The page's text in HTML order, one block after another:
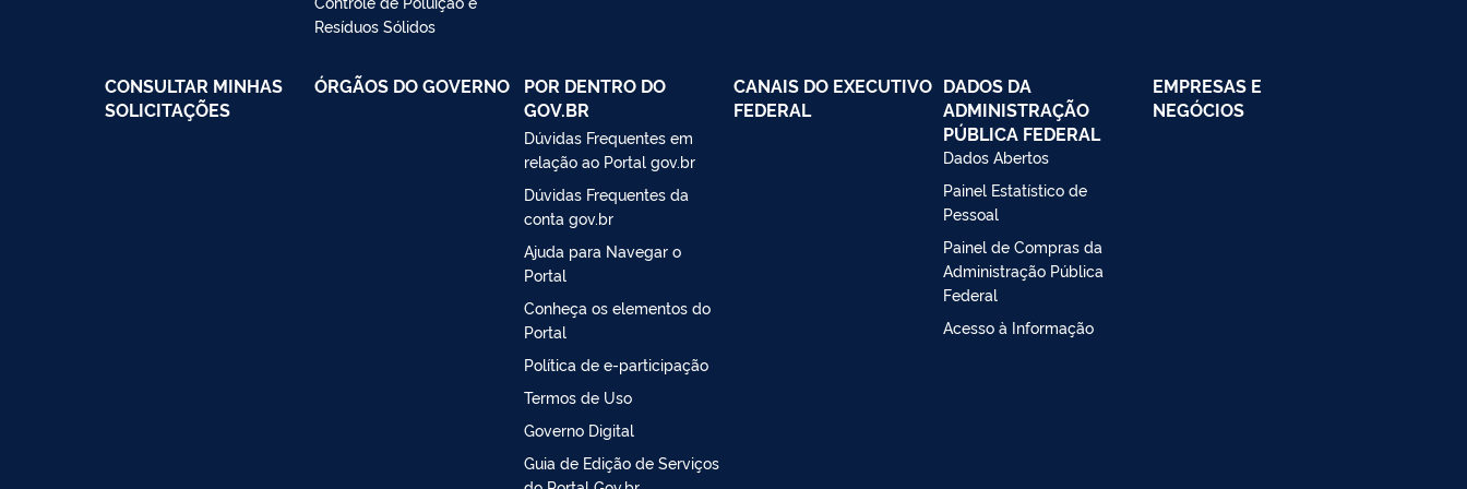
Resíduos Sólidos
CONSULTAR MINHAS
SOLICITAÇÕES
ÓRGÃOS DO GOVERNO
POR DENTRO DO
GOV.BR
Dúvidas Frequentes em
relação ao Portal gov.br
Dúvidas Frequentes da
conta gov.br
Ajuda para Navegar o
Portal
Conheça os elementos do
Portal
Política de e-participação
Termos de Uso
Governo Digital
Guia de Edição de Serviços
CANAIS DO EXECUTIVO
FEDERAL
DADOS DA
ADMINISTRAÇÃO
PÚBLICA FEDERAL
Dados Abertos
Painel Estatístico de
Pessoal
Painel de Compras da
Administração Pública
Federal
Acesso à Informação
EMPRESAS E
NEGÓCIOS